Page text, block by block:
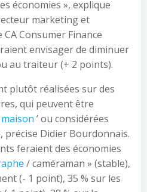
économies », explique
marketing et
Consumer Finance
envisager de diminuer
au traiteur (+ 2 points).
plutôt réalisées sur des
qui peuvent être
maison ’ ou considérées
précise Didier Bourdonnais.
feraient des économies
/ caméraman » (stable),
(- 1 point), 35 % sur les